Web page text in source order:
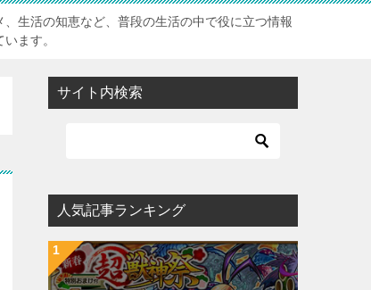
生活の知恵など、普段の生活の中で役に立つ情報
ます。
サイト内検索
人気記事ランキング